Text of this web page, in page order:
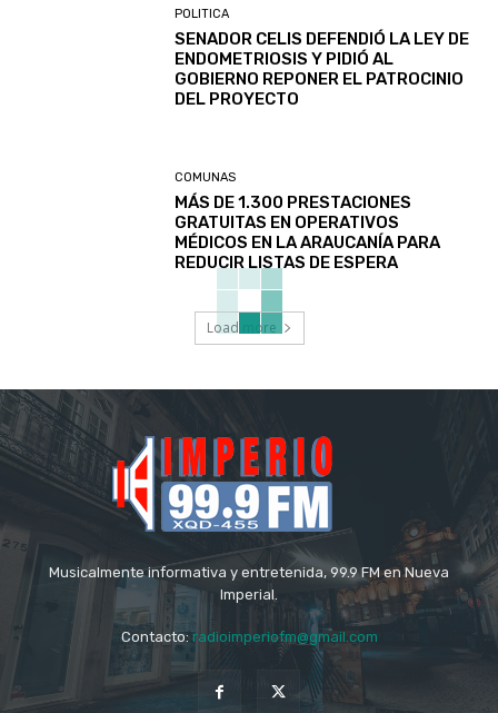
POLITICA
SENADOR CELIS DEFENDIÓ LA LEY DE
ENDOMETRIOSIS Y PIDIÓ AL
GOBIERNO REPONER EL PATROCINIO
DEL PROYECTO
COMUNAS
MÁS DE 1.300 PRESTACIONES
GRATUITAS EN OPERATIVOS
MÉDICOS EN LA ARAUCANÍA PARA
REDUCIR LISTAS DE ESPERA
Load more
Musicalmente informativa y entretenida, 99.9 FM en Nueva
Imperial.
Contacto:radioimperiofm@gmail.com